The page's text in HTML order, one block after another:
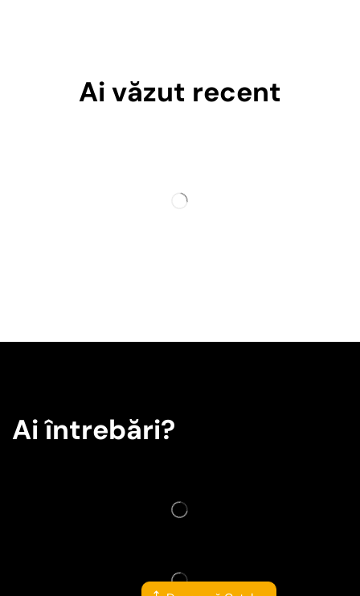
Ai văzut recent
Ai întrebări?